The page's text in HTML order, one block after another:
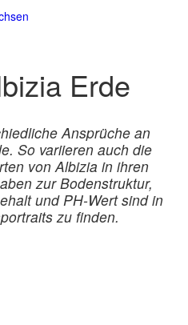
Erde
Ansprüche an
So variieren auch die
von Albizia in ihren
zur Bodenstruktur,
und PH-Wert sind in
zu finden.